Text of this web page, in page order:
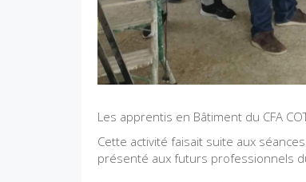
Les apprentis en Bâtiment du CFA
Cette activité faisait suite aux
présenté aux futurs professionnels